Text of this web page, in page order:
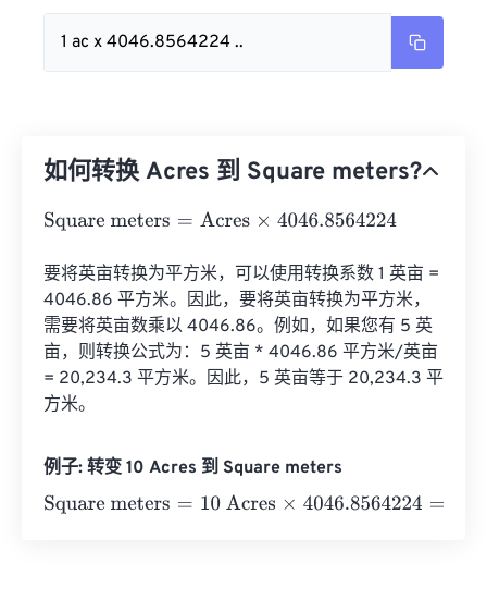
1 ac x 4046.8564224 ..
如何转换 Acres 到 Square meters?
Square meters= Acres×4046.8564224
要将英亩转换为平方米，可以使用转换系数 1 英亩 =
4046.86 平方米。因此，要将英亩转换为平方米，
需要将英亩数乘以 4046.86。例如，如果您有 5 英
亩，则转换公式为：5 英亩 * 4046.86 平方米/英亩
= 20,234.3 平方米。因此，5 英亩等于 20,234.3 平
方米。
例子: 转变 10 Acres 到 Square meters
Square meters= 10 Acres×4046.8564224=